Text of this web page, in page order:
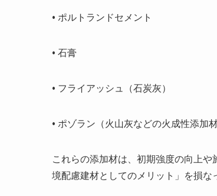
• ポルトランドセメント
• 石膏
• フライアッシュ（石炭灰）
• ポゾラン（火山灰などの火成性添加材
これらの添加材は、初期強度の向上
境配慮建材としてのメリット」を損な